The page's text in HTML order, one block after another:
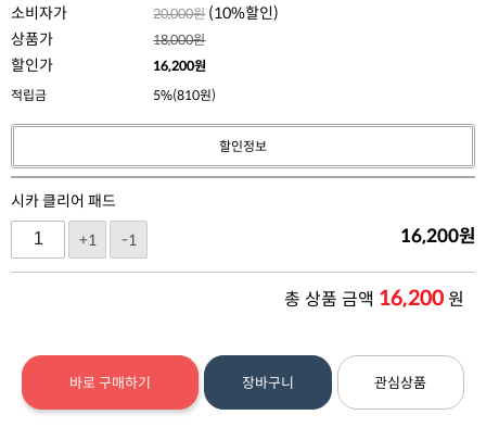
소비자가 20,000원 (10%할인)
상품가
18,000원
할인가 16,200원
적립금
5%(810원)
할인정보
시카 클리어 패드
+1
-1 16,200원
총 상품 금액 16,200원
바로 구매하기 장바구니 관심상품